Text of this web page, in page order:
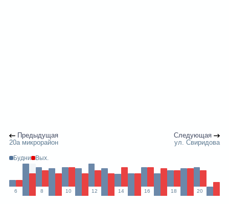
Предыдущая
20а микрорайон
Следующая
ул. Свиридова
Будни Вых.
6 8 10 12 14 16 18 20